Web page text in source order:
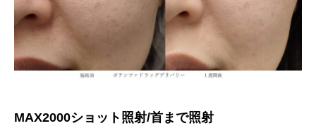
MAX2000ショット照射/首まで照射